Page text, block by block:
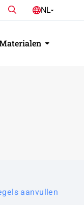
ZoekenNL
aanvullen